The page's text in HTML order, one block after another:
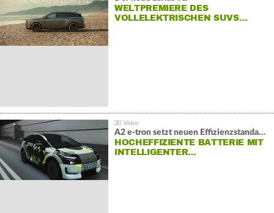
WELTPREMIERE DES
VOLLELEKTRISCHEN SUVS…
A2 e-tron setzt neuen Effizienzstandard bei Audi
HOCHEFFIZIENTE BATTERIE MIT
INTELLIGENTER…